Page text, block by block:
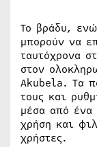
Το βράδυ,
μπορούν να
ταυτόχρονα
στον
Akubela. Τα
τους και
μέσα από
χρήση και
χρήστες.